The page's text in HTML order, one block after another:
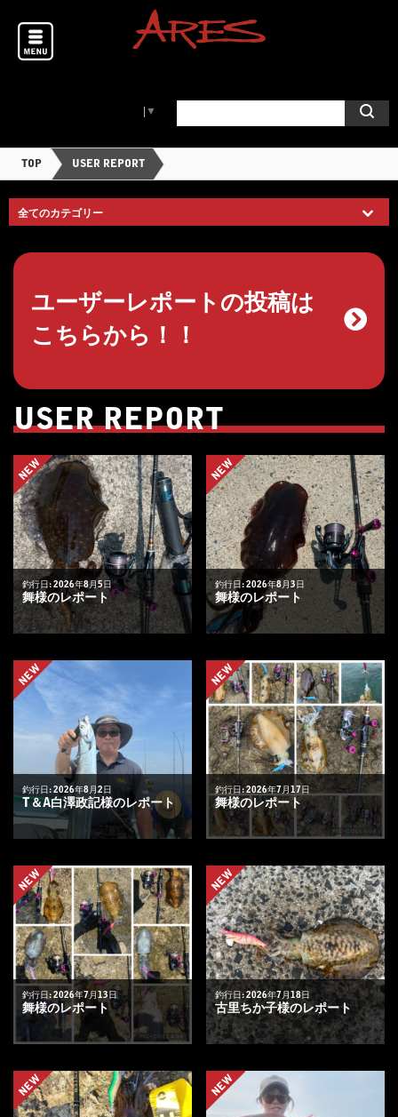
▼
TOP USER REPORT
ユーザーレポートの投稿は
こちらから！！
USER REPORT
NEW
釣行日: 2026年8月5日
舞様のレポート
NEW
釣行日: 2026年8月3日
舞様のレポート
NEW
釣行日: 2026年8月2日
T＆A白澤政記様のレポート
NEW
釣行日: 2026年7月17日
舞様のレポート
NEW
釣行日: 2026年7月13日
舞様のレポート
NEW
釣行日: 2026年7月18日
古里ちか子様のレポート
NEW NEW